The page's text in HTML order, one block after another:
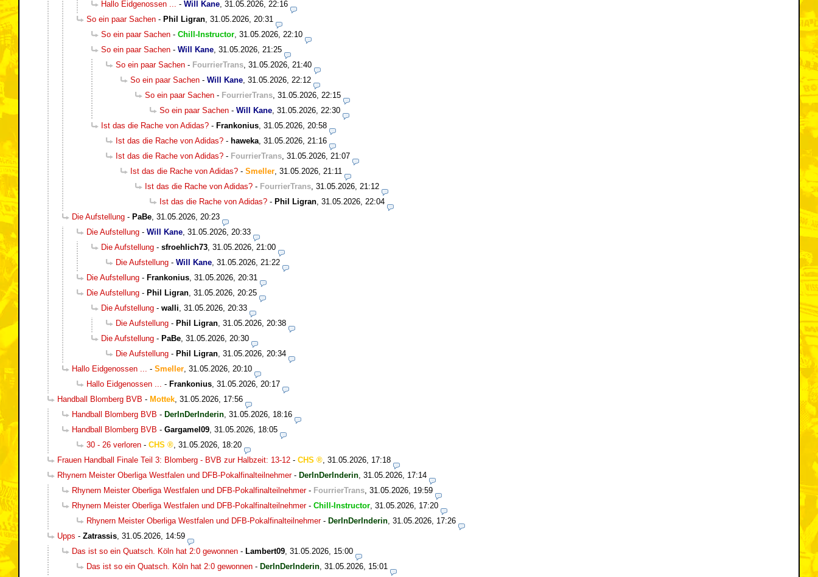
Hallo Eidgenossen ...
- Will Kane 31.05.2026, 22:16
So ein paar Sachen - Phil Ligran 31.05.2026, 20:31
So ein paar Sachen - Chill-Instructor 31.05.2026, 22:10
So ein paar Sachen - Will Kane 31.05.2026, 21:25
So ein paar Sachen - FourrierTrans 31.05.2026, 21:40
So ein paar Sachen - Will Kane 31.05.2026, 22:12
So ein paar Sachen - FourrierTrans 31.05.2026, 22:15
So ein paar Sachen - Will Kane 31.05.2026, 22:30
Ist das die Rache von Adidas? - Frankonius 31.05.2026, 20:58
Ist das die Rache von Adidas? - haweka 31.05.2026, 21:16
Ist das die Rache von Adidas? - FourrierTrans 31.05.2026, 21:07
Ist das die Rache von Adidas? - Smeller 31.05.2026, 21:11
Ist das die Rache von Adidas? - FourrierTrans 31.05.2026, 21:12
Ist das die Rache von Adidas? - Phil Ligran 31.05.2026, 22:04
Die Aufstellung - PaBe 31.05.2026, 20:23
Die Aufstellung - Will Kane 31.05.2026, 20:33
Die Aufstellung - sfroehlich73 31.05.2026, 21:00
Die Aufstellung - Will Kane 31.05.2026, 21:22
Die Aufstellung - Frankonius 31.05.2026, 20:31
Die Aufstellung - Phil Ligran 31.05.2026, 20:25
Die Aufstellung - walli 31.05.2026, 20:33
Die Aufstellung - Phil Ligran 31.05.2026, 20:38
Die Aufstellung - PaBe 31.05.2026, 20:30
Die Aufstellung - Phil Ligran 31.05.2026, 20:34
Hallo Eidgenossen ...
- Smeller 31.05.2026, 20:10
Hallo Eidgenossen ...
- Frankonius 31.05.2026, 20:17
Handball Blomberg BVB - Mottek 31.05.2026, 17:56
Handball Blomberg BVB - DerInDerInderin 31.05.2026, 18:16
Handball Blomberg BVB - Gargamel09 31.05.2026, 18:05
30 - 26 verloren - CHS
31.05.2026, 18:20
Frauen Handball Finale Teil 3: Blomberg - BVB zur Halbzeit: 13-12 - CHS
31.05.2026, 17:18
Rhynern Meister Oberliga Westfalen und DFB-Pokalfinalteilnehmer- DerInDerInderin 31.05.2026, 17:14
Rhynern Meister Oberliga Westfalen und DFB-Pokalfinalteilnehmer- FourrierTrans 31.05.2026, 19:59
Rhynern Meister Oberliga Westfalen und DFB-Pokalfinalteilnehmer- Chill-Instructor 31.05.2026, 17:20
Rhynern Meister Oberliga Westfalen und DFB-Pokalfinalteilnehmer- DerInDerInderin 31.05.2026, 17:26
Upps - Zatrassis 31.05.2026, 14:59
Das ist so ein Quatsch. Köln hat 2:0 gewonnen - Lambert09 31.05.2026, 15:00
Das ist so ein Quatsch. Köln hat 2:0 gewonnen - DerInDerInderin 31.05.2026, 15:01